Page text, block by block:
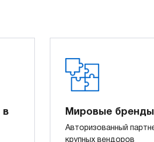
в
Мировые бренды
Авторизованный
крупных вендоров